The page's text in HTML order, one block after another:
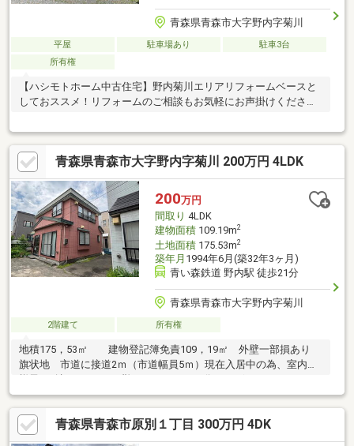
青森県青森市大字野内字菊川
平屋 駐車場あり
駐車3台
所有権
【ハシモトホーム中古住宅】野内菊川エリアリフォームベースと
しておススメ！リフォームのご相談もお気軽にお声掛けくださ
青森県青森市大字野内字菊川 200万円 4LDK
200万円
間取り 4LDK
建物面積109.19m2
土地面積175.53m2
築年月 1994年6月(築32年3ヶ月)
青い森鉄道 野内駅 徒歩21分
青森県青森市大字野内字菊川
2階建て 所有権
地積175，53㎡ 建物登記簿免責109，19㎡ 外壁一部損あり
旗状地 市道に接道2ｍ（市道幅員5ｍ）現在入居中の為、室内の
問合せ下さいませ。一部境界が判然しないところがございます。
現状販売となります。
青森県青森市原別１丁目 300万円 4DK